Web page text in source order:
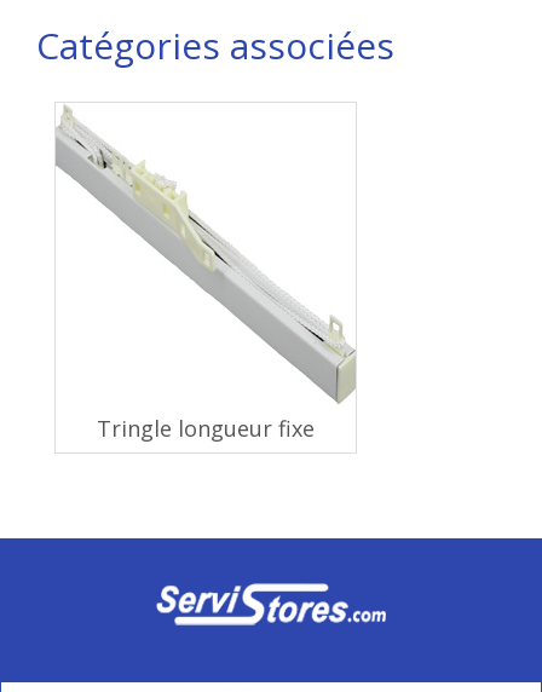
Catégories associées
Tringle longueur fixe